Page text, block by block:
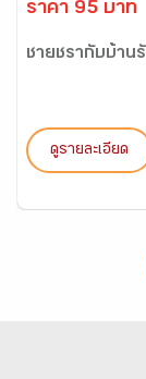
ราคา 95 บาท
ชายชรากับบ้าน
ดูรายละเอียด